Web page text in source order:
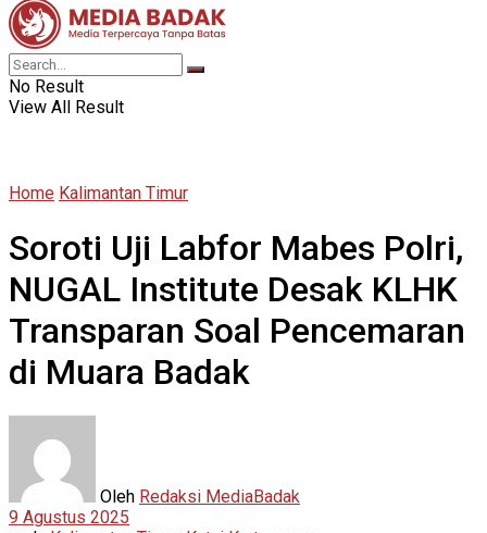
No Result
View All Result
Home Kalimantan Timur
Soroti Uji Labfor Mabes Polri,
NUGAL Institute Desak KLHK
Transparan Soal Pencemaran
di Muara Badak
Oleh Redaksi MediaBadak
9 Agustus 2025